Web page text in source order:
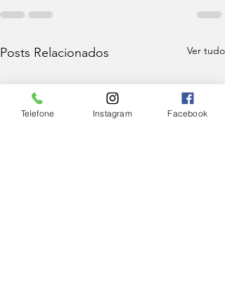
Posts Relacionados Ver tudo
Telefone Instagram Facebook